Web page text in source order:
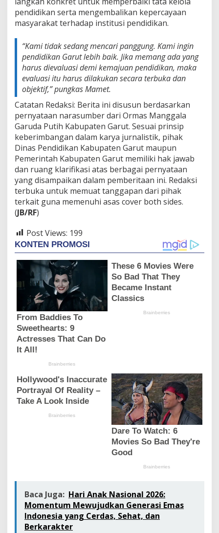
pendidikan serta mengembalikan kepercayaan
masyarakat terhadap institusi pendidikan.
“Kami tidak sedang mencari panggung. Kami ingin
pendidikan Garut lebih baik. Jika memang ada yang
harus dievaluasi demi kemajuan pendidikan, maka
evaluasi itu harus dilakukan secara terbuka dan
objektif,” pungkas Mamet.
Catatan Redaksi: Berita ini disusun berdasarkan
pernyataan narasumber dari Ormas Manggala
Garuda Putih Kabupaten Garut. Sesuai prinsip
keberimbangan dalam karya jurnalistik, pihak
Dinas Pendidikan Kabupaten Garut maupun
Pemerintah Kabupaten Garut memiliki hak jawab
dan ruang klarifikasi atas berbagai pernyataan
yang disampaikan dalam pemberitaan ini. Redaksi
terbuka untuk memuat tanggapan dari pihak
terkait guna memenuhi asas cover both sides.
(JB/RF)
Post Views: 199
Baca Juga: Hari Anak Nasional 2026:
Momentum Mewujudkan Generasi Emas
Indonesia yang Cerdas, Sehat, dan
Berkarakter